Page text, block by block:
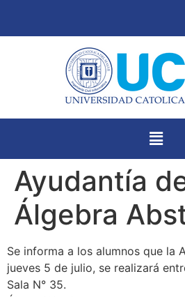
Ayudantía
Álgebra
Se informa a los alumnos que la
jueves 5 de julio, se realizará
Sala N° 35.